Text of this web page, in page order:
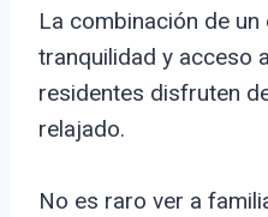
La combinación de un
tranquilidad y acceso
residentes disfruten
relajado.
No es raro ver a